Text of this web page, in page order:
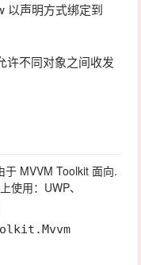
以声明方式绑定到
许不同对象之间收发
MVVM Toolkit 面向.
使用：UWP、